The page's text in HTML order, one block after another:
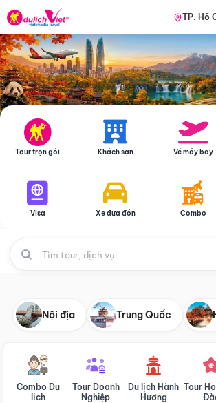
TP. Hồ
Tour trọn gói Khách sạn Vé máy bay
Visa Xe đưa đón Combo
Nội địa Trung Quốc
Combo Du
lịch
Tour Doanh
Nghiệp
Du lịch Hành
Hương
Tour